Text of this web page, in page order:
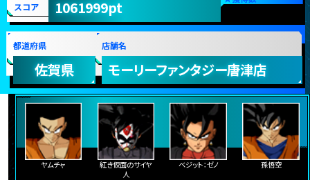
スコア 1061999pt
都道府県
佐賀県
店舗名
モーリーファンタジー唐津店
ヤムチャ
紅き仮面のサイヤ
人
ベジット：ゼノ 孫悟空